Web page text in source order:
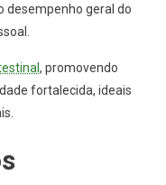
desempenho geral do
, promovendo
fortalecida, ideais